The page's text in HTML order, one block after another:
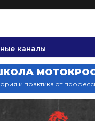
каналы
и практика от